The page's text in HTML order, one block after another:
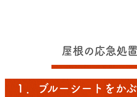
屋根の応急処
１．ブルーシートをか